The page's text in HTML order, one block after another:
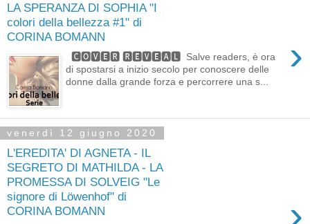
LA SPERANZA DI SOPHIA "I
colori della bellezza #1" di
CORINA BOMANN
›
🅲🅾🆅🅴🆁 🆁🅴🆅🅴🅰🅻 Salve readers, è ora
di spostarsi a inizio secolo per conoscere delle
donne dalla grande forza e percorrere una s...
venerdì 12 giugno 2020
L'EREDITA' DI AGNETA - IL
SEGRETO DI MATHILDA - LA
PROMESSA DI SOLVEIG "Le
signore di Löwenhof" di
CORINA BOMANN